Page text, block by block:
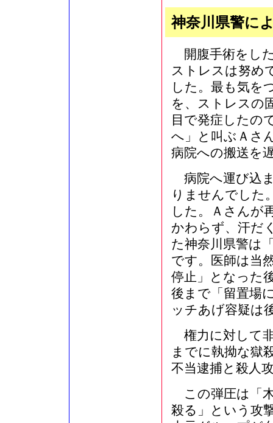
神奈川県警に
開腹手術をし
ストレスは努め
した。最も気を
を、ストレスの
目で発症したの
へ」と叫ぶＡさ
病院への搬送を
病院へ運び込
りませんでした
した。Ａさんが
かわらず、汗だ
た神奈川県警は
です。医師は当
停止」となった
後まで「留置場
ッチあげ容疑は
権力に対して
までに執拗な獄
不当逮捕と殺人
この弾圧は「
殺る」という攻